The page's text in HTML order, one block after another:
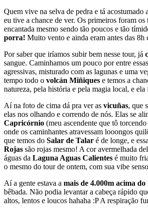
Quem vive na selva de pedra e tá acostumado
eu tive a chance de ver. Os primeiros foram os
encantada mesmo sendo tão poucos e tão
porra! Muito vento e ainda eram antes das
Por saber que iríamos subir bem nesse tour, já
sangue. Caminhamos um pouco por entre
agressivas, misturado com as lagunas e uma
tempo todo o volcán Miñiques e temos a
natureza, pela história e pela magia local, e
Aí na foto de cima dá pra ver as vicuñas, que
elas nos olhando e correndo de nós. Elas se
Capricórnio (meu ascendente que tô
onde os caminhantes atravessam looongos
que temos do Salar de Talar é de longe, e
Rojas são rojas mesmo! A cor avermelhada
águas da Laguna Aguas Calientes é muito
o mesmo do tour de ontem, com sua vibe
Aí a gente estava a mais de 4.000m acima
bêbada. Não podia levantar a cabeça rápido
altos, lentos e loucos hahaha :P A respiração